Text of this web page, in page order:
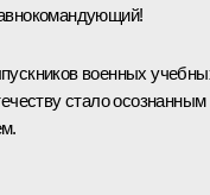
военных
стало осознанным